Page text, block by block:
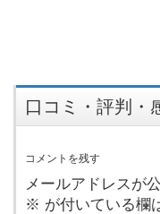
口コミ・評判・
コメントを残す
メールアドレスが
※ が付いている欄